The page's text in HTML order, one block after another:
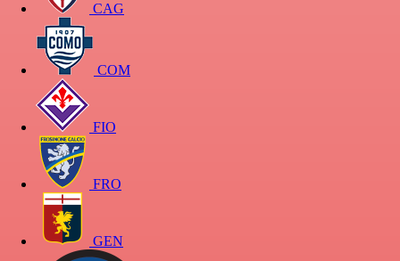
CAG
COM
FIO
FRO
GEN